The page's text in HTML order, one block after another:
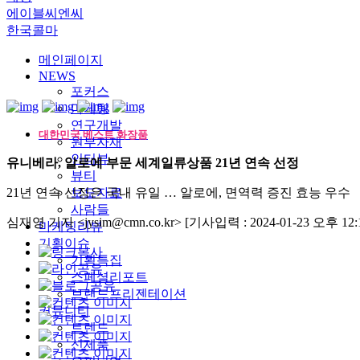
에이블씨엔씨
한국콜마
메인페이지
NEWS
포커스
마케팅
연구개발
원부자재
인터뷰
뷰티
보도자료
사람들
마케팅리뷰
기획이슈
기획특집
스페셜리포트
브랜드프리젠테이션
커뮤니티
트렌드
신제품
대한민국 베스트 화장품
유니베라, 알로에 부문 세계일류상품 21년 연속 선정
21년 연속 선정은 국내 유일 … 알로에, 면역력 증진 효능 우수
심재영 기자 <jysim@cmn.co.kr> [기사입력 : 2024-01-23 오후